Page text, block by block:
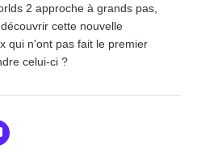
2 approche à grands pas,
cette nouvelle
qui n'ont pas fait le premier
celui-ci ?